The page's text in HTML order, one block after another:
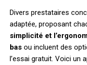
Divers prestataires
adaptée, proposant
simplicité et
bas ou incluent des
l’essai gratuit. Voici un